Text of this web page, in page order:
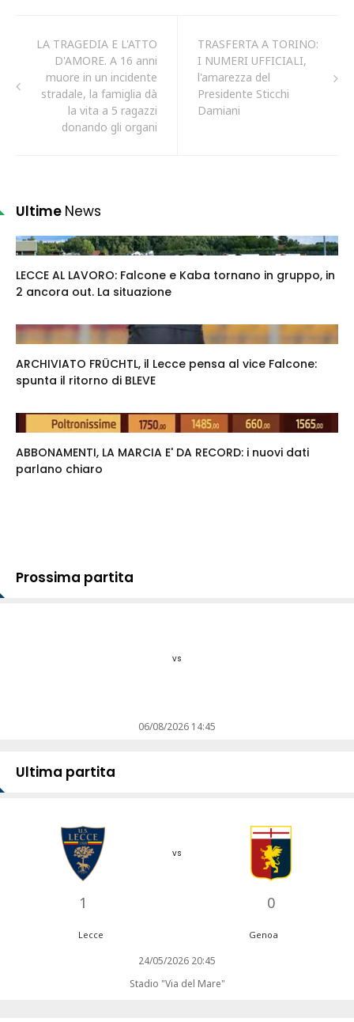
LA TRAGEDIA E L'ATTO
D'AMORE. A 16 anni
muore in un incidente
stradale, la famiglia dà
la vita a 5 ragazzi
donando gli organi
TRASFERTA A TORINO:
I NUMERI UFFICIALI,
l'amarezza del
Presidente Sticchi
Damiani
Ultime News
LECCE AL LAVORO: Falcone e Kaba tornano in gruppo, in
2 ancora out. La situazione
ARCHIVIATO FRÜCHTL, il Lecce pensa al vice Falcone:
spunta il ritorno di BLEVE
ABBONAMENTI, LA MARCIA E' DA RECORD: i nuovi dati
parlano chiaro
Prossima partita
vs
06/08/2026 14:45
Ultima partita
1
vs
0
Lecce Genoa
24/05/2026 20:45
Stadio "Via del Mare"